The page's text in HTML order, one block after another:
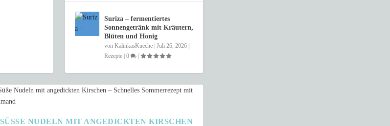
Suriza – fermentiertes
Sonnengetränk mit Kräutern,
Blüten und Honig
von KalinkasKueche| Juli 26, 2026|
Rezepte| 0 |
SÜSSE NUDELN MIT ANGEDICKTEN KIRSCHEN –